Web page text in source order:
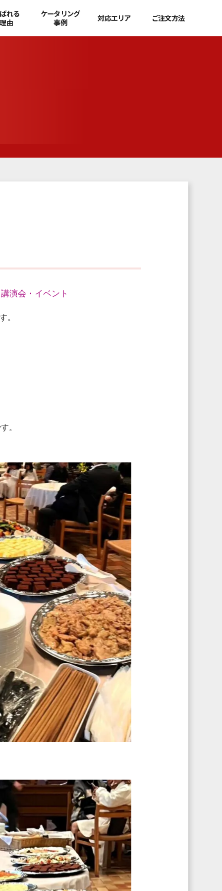
れる
理由
ケータリング
事例
対応エリア ご注文方法
演会・イベント
。
。